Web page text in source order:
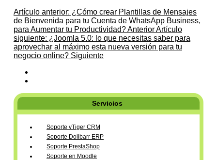
Artículo anterior: ¿Cómo crear Plantillas de Mensajes
de Bienvenida para tu Cuenta de WhatsApp Business,
para Aumentar tu Productividad?AnteriorArtículo
siguiente: ¿Joomla 5.0: lo que necesitas saber para
aprovechar al máximo esta nueva versión para tu
negocio online? Siguiente
Servicios
Soporte vTiger CRM
Soporte Dolibarr ERP
Soporte PrestaShop
Soporte en Moodle